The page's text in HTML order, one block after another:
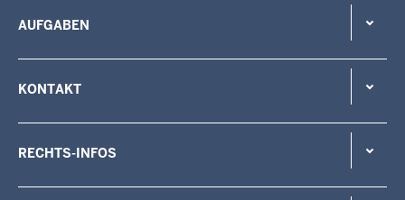
AUFGABEN
KONTAKT
RECHTS-INFOS